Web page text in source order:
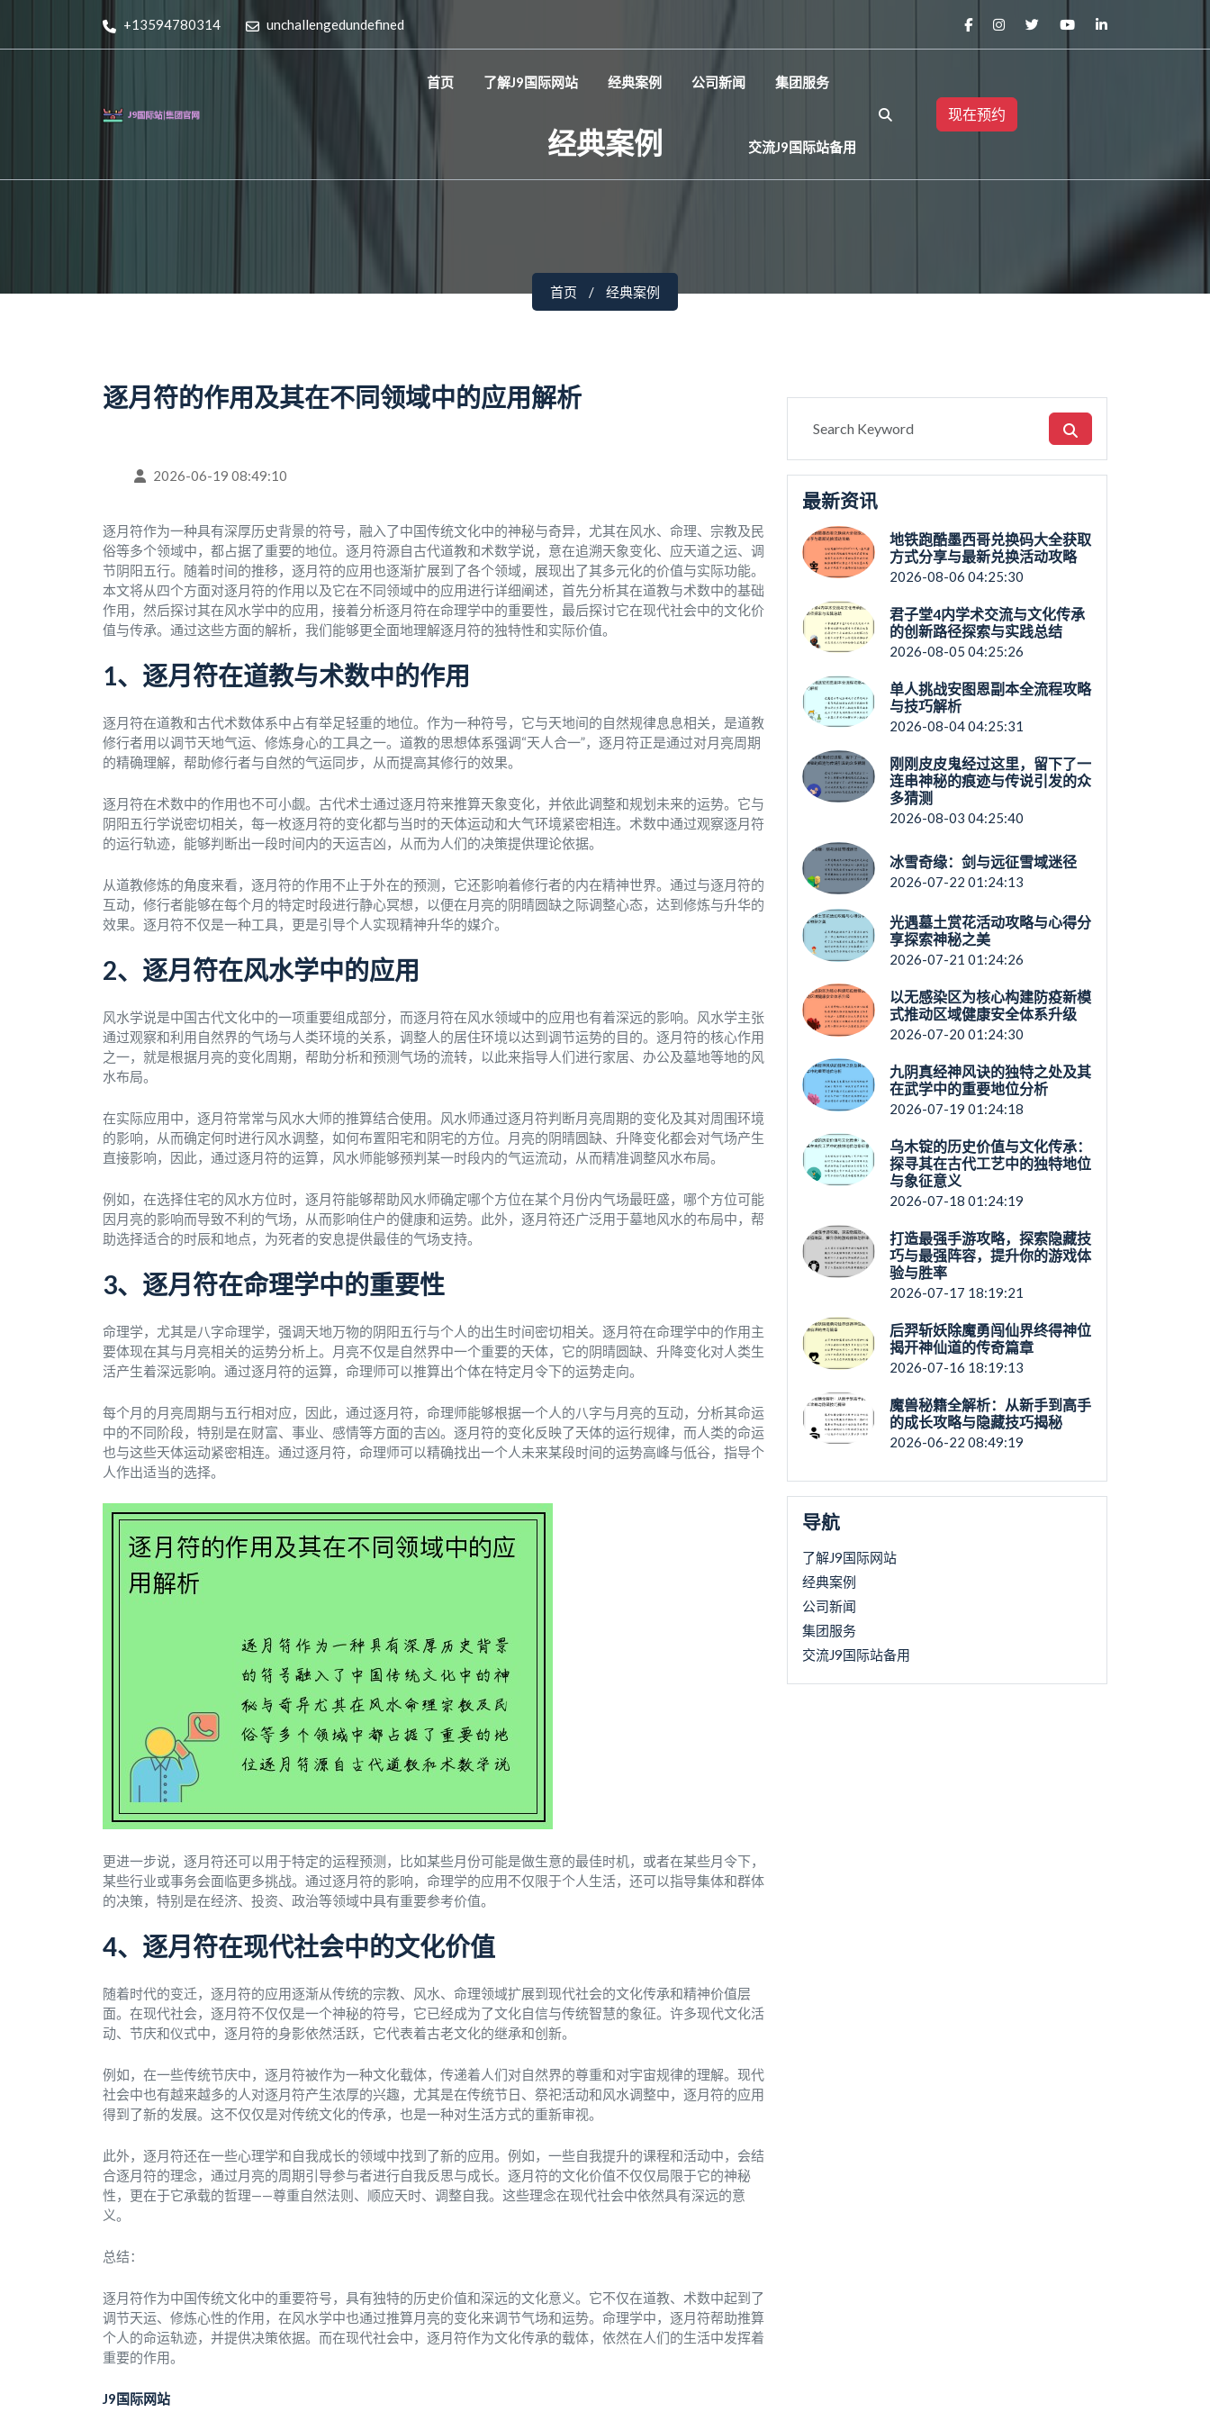
+13594780314 unchallengedundefined
首页 了解J9国际网站 经典案例 公司新闻 集团服务
交流J9国际站备用
现在预约
经典案例
首页 经典案例
逐月符的作用及其在不同领域中的应用解析
2026-06-19 08:49:10
逐月符作为一种具有深厚历史背景的符号，融入了中国传统文化中的神秘与奇异，尤其在风水、命理、宗教及民
俗等多个领域中，都占据了重要的地位。逐月符源自古代道教和术数学说，意在追溯天象变化、应天道之运、调
节阴阳五行。随着时间的推移，逐月符的应用也逐渐扩展到了各个领域，展现出了其多元化的价值与实际功能。
本文将从四个方面对逐月符的作用以及它在不同领域中的应用进行详细阐述，首先分析其在道教与术数中的基础
作用，然后探讨其在风水学中的应用，接着分析逐月符在命理学中的重要性，最后探讨它在现代社会中的文化价
值与传承。通过这些方面的解析，我们能够更全面地理解逐月符的独特性和实际价值。
1、逐月符在道教与术数中的作用
逐月符在道教和古代术数体系中占有举足轻重的地位。作为一种符号，它与天地间的自然规律息息相关，是道教
修行者用以调节天地气运、修炼身心的工具之一。道教的思想体系强调“天人合一”，逐月符正是通过对月亮周期
的精确理解，帮助修行者与自然的气运同步，从而提高其修行的效果。
逐月符在术数中的作用也不可小觑。古代术士通过逐月符来推算天象变化，并依此调整和规划未来的运势。它与
阴阳五行学说密切相关，每一枚逐月符的变化都与当时的天体运动和大气环境紧密相连。术数中通过观察逐月符
的运行轨迹，能够判断出一段时间内的天运吉凶，从而为人们的决策提供理论依据。
从道教修炼的角度来看，逐月符的作用不止于外在的预测，它还影响着修行者的内在精神世界。通过与逐月符的
互动，修行者能够在每个月的特定时段进行静心冥想，以便在月亮的阴晴圆缺之际调整心态，达到修炼与升华的
效果。逐月符不仅是一种工具，更是引导个人实现精神升华的媒介。
2、逐月符在风水学中的应用
风水学说是中国古代文化中的一项重要组成部分，而逐月符在风水领域中的应用也有着深远的影响。风水学主张
通过观察和利用自然界的气场与人类环境的关系，调整人的居住环境以达到调节运势的目的。逐月符的核心作用
之一，就是根据月亮的变化周期，帮助分析和预测气场的流转，以此来指导人们进行家居、办公及墓地等地的风
水布局。
在实际应用中，逐月符常常与风水大师的推算结合使用。风水师通过逐月符判断月亮周期的变化及其对周围环境
的影响，从而确定何时进行风水调整，如何布置阳宅和阴宅的方位。月亮的阴晴圆缺、升降变化都会对气场产生
直接影响，因此，通过逐月符的运算，风水师能够预判某一时段内的气运流动，从而精准调整风水布局。
例如，在选择住宅的风水方位时，逐月符能够帮助风水师确定哪个方位在某个月份内气场最旺盛，哪个方位可能
因月亮的影响而导致不利的气场，从而影响住户的健康和运势。此外，逐月符还广泛用于墓地风水的布局中，帮
助选择适合的时辰和地点，为死者的安息提供最佳的气场支持。
3、逐月符在命理学中的重要性
命理学，尤其是八字命理学，强调天地万物的阴阳五行与个人的出生时间密切相关。逐月符在命理学中的作用主
要体现在其与月亮相关的运势分析上。月亮不仅是自然界中一个重要的天体，它的阴晴圆缺、升降变化对人类生
活产生着深远影响。通过逐月符的运算，命理师可以推算出个体在特定月令下的运势走向。
每个月的月亮周期与五行相对应，因此，通过逐月符，命理师能够根据一个人的八字与月亮的互动，分析其命运
中的不同阶段，特别是在财富、事业、感情等方面的吉凶。逐月符的变化反映了天体的运行规律，而人类的命运
也与这些天体运动紧密相连。通过逐月符，命理师可以精确找出一个人未来某段时间的运势高峰与低谷，指导个
人作出适当的选择。
更进一步说，逐月符还可以用于特定的运程预测，比如某些月份可能是做生意的最佳时机，或者在某些月令下，
某些行业或事务会面临更多挑战。通过逐月符的影响，命理学的应用不仅限于个人生活，还可以指导集体和群体
的决策，特别是在经济、投资、政治等领域中具有重要参考价值。
4、逐月符在现代社会中的文化价值
随着时代的变迁，逐月符的应用逐渐从传统的宗教、风水、命理领域扩展到现代社会的文化传承和精神价值层
面。在现代社会，逐月符不仅仅是一个神秘的符号，它已经成为了文化自信与传统智慧的象征。许多现代文化活
动、节庆和仪式中，逐月符的身影依然活跃，它代表着古老文化的继承和创新。
例如，在一些传统节庆中，逐月符被作为一种文化载体，传递着人们对自然界的尊重和对宇宙规律的理解。现代
社会中也有越来越多的人对逐月符产生浓厚的兴趣，尤其是在传统节日、祭祀活动和风水调整中，逐月符的应用
得到了新的发展。这不仅仅是对传统文化的传承，也是一种对生活方式的重新审视。
此外，逐月符还在一些心理学和自我成长的领域中找到了新的应用。例如，一些自我提升的课程和活动中，会结
合逐月符的理念，通过月亮的周期引导参与者进行自我反思与成长。逐月符的文化价值不仅仅局限于它的神秘
性，更在于它承载的哲理——尊重自然法则、顺应天时、调整自我。这些理念在现代社会中依然具有深远的意
义。
总结：
逐月符作为中国传统文化中的重要符号，具有独特的历史价值和深远的文化意义。它不仅在道教、术数中起到了
调节天运、修炼心性的作用，在风水学中也通过推算月亮的变化来调节气场和运势。命理学中，逐月符帮助推算
个人的命运轨迹，并提供决策依据。而在现代社会中，逐月符作为文化传承的载体，依然在人们的生活中发挥着
重要的作用。
J9国际网站
最新资讯
地铁跑酷墨西哥兑换码大全获取
方式分享与最新兑换活动攻略
2026-08-06 04:25:30
君子堂4内学术交流与文化传承
的创新路径探索与实践总结
2026-08-05 04:25:26
单人挑战安图恩副本全流程攻略
与技巧解析
2026-08-04 04:25:31
刚刚皮皮鬼经过这里，留下了一
连串神秘的痕迹与传说引发的众
多猜测
2026-08-03 04:25:40
冰雪奇缘：剑与远征雪域迷径
2026-07-22 01:24:13
光遇墓土赏花活动攻略与心得分
享探索神秘之美
2026-07-21 01:24:26
以无感染区为核心构建防疫新模
式推动区域健康安全体系升级
2026-07-20 01:24:30
九阴真经神风诀的独特之处及其
在武学中的重要地位分析
2026-07-19 01:24:18
乌木锭的历史价值与文化传承：
探寻其在古代工艺中的独特地位
与象征意义
2026-07-18 01:24:19
打造最强手游攻略，探索隐藏技
巧与最强阵容，提升你的游戏体
验与胜率
2026-07-17 18:19:21
后羿斩妖除魔勇闯仙界终得神位
揭开神仙道的传奇篇章
2026-07-16 18:19:13
魔兽秘籍全解析：从新手到高手
的成长攻略与隐藏技巧揭秘
2026-06-22 08:49:19
导航
了解J9国际网站
经典案例
公司新闻
集团服务
交流J9国际站备用